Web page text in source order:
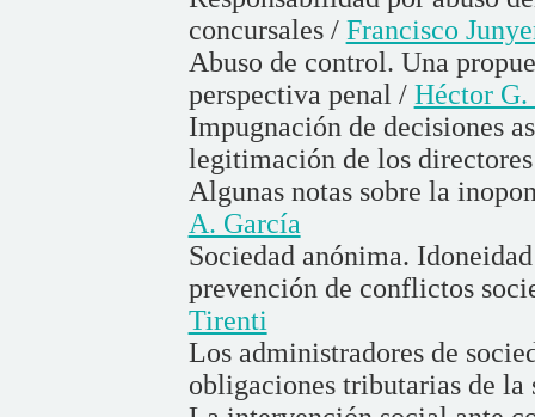
concursales / Francisco
Abuso de control. Una
perspectiva penal / Héctor
Impugnación de decisiones
legitimación de los
Algunas notas sobre la
A. García
Sociedad anónima.
prevención de conflictos
Tirenti
Los administradores de
obligaciones tributarias de la